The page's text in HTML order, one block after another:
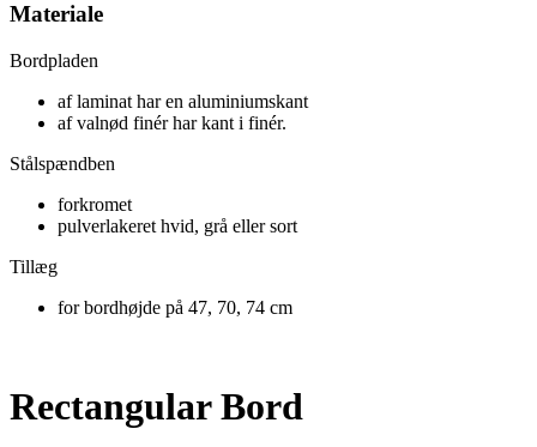
Materiale
Bordpladen
af laminat har en aluminiumskant
af valnød finér har kant i finér.
Stålspændben
forkromet
pulverlakeret hvid, grå eller sort
Tillæg
for bordhøjde på 47, 70, 74 cm
Rectangular Bord